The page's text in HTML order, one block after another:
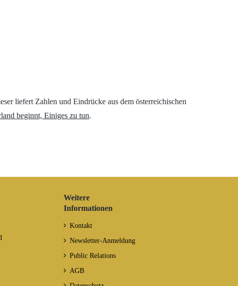
liefert Zahlen und Eindrücke aus dem österreichischen
beginnt, Einiges zu tun.
Weitere
Informationen
Kontakt
Newsletter-Anmeldung
Public Relations
AGB